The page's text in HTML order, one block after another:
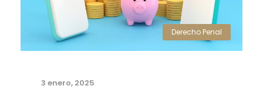
Derecho Penal
3 enero, 2025